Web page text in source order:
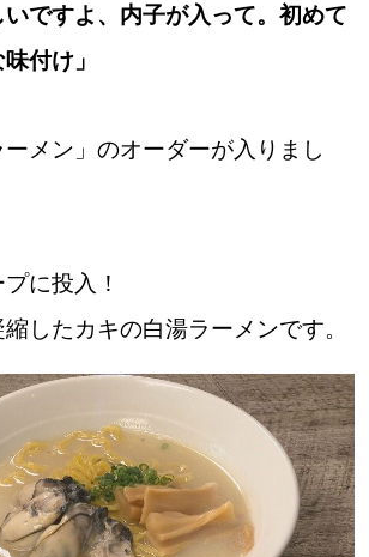
ですよ、内子が入って。初めて
付け」
ーメン」のオーダーが入りまし
に投入！
したカキの白湯ラーメンです。